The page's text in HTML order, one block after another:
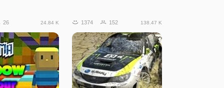
26 24.84 K 1374 152 138.47 K